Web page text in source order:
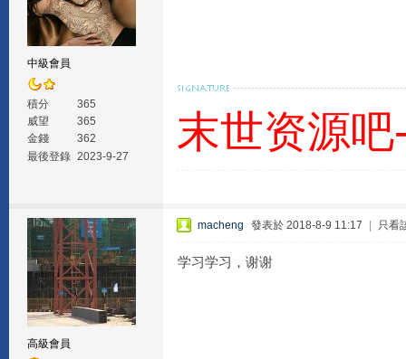
中級會員
積分
365
威望
365
金錢
362
最後登錄 2023-9-27
末世资源
高級會員
macheng 發表於 2018-8-9 11:17 只看
学习学习，谢谢